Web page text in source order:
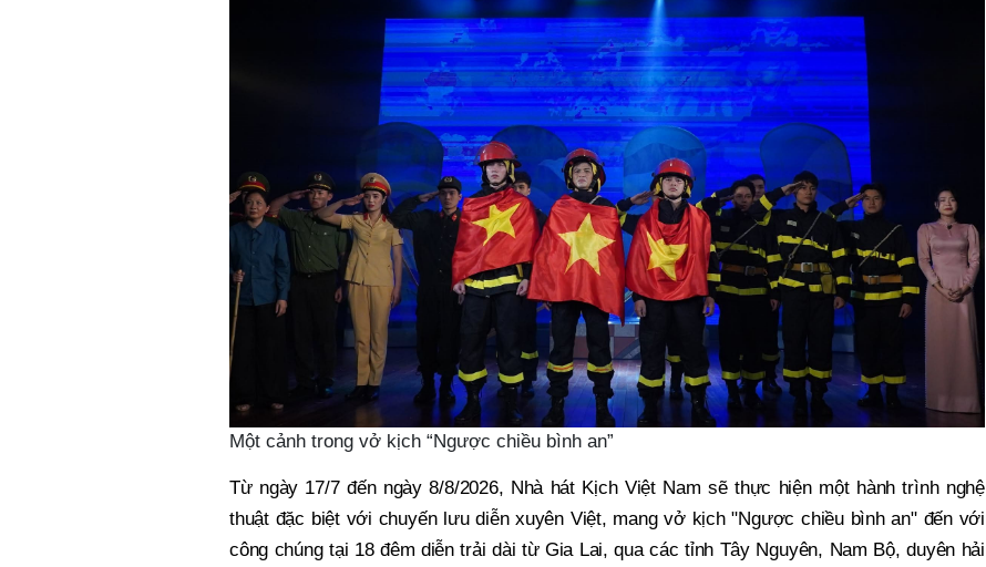
Một cảnh trong vở kịch “Ngược chiều bình an”
Từ ngày 17/7 đến ngày 8/8/2026, Nhà hát Kịch Việt Nam sẽ thực hiện một hành trình nghệ
thuật đặc biệt với chuyến lưu diễn xuyên Việt, mang vở kịch "Ngược chiều bình an" đến với
công chúng tại 18 đêm diễn trải dài từ Gia Lai, qua các tỉnh Tây Nguyên, Nam Bộ, duyên hải